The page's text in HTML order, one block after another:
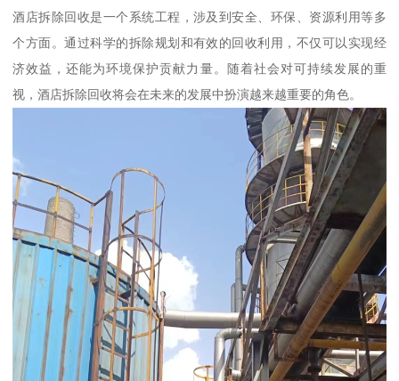
酒店拆除回收是一个系统工程，涉及到安全、环保、资源利用等多
个方面。通过科学的拆除规划和有效的回收利用，不仅可以实现经
济效益，还能为环境保护贡献力量。随着社会对可持续发展的重
视，酒店拆除回收将会在未来的发展中扮演越来越重要的角色。